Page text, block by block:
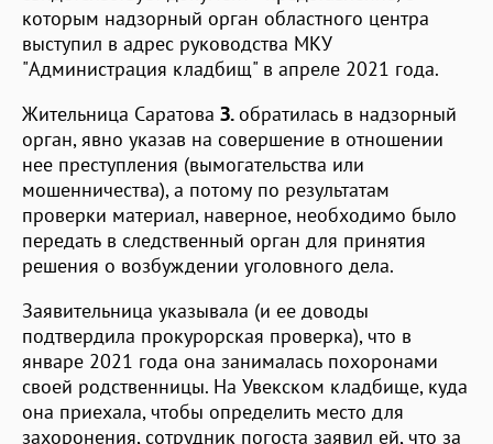
которым надзорный орган областного центра
выступил в адрес руководства МКУ
"Администрация кладбищ" в апреле 2021 года.
Жительница Саратова З.обратилась в надзорный
орган, явно указав на совершение в отношении
нее преступления (вымогательства или
мошенничества), а потому по результатам
проверки материал, наверное, необходимо было
передать в следственный орган для принятия
решения о возбуждении уголовного дела.
Заявительница указывала (и ее доводы
подтвердила прокурорская проверка), что в
январе 2021 года она занималась похоронами
своей родственницы. На Увекском кладбище, куда
она приехала, чтобы определить место для
захоронения, сотрудник погоста заявил ей, что за